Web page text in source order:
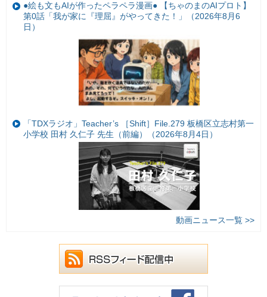
●絵も文もAIが作ったペラペラ漫画● 【ちゃのまのAIプロト】
第0話「我が家に『理屈』がやってきた！」（2026年8月6
日）
「TDXラジオ」Teacher’s ［Shift］File.279 板橋区立志村第一
小学校 田村 久仁子 先生（前編）（2026年8月4日）
動画ニュース一覧 >>